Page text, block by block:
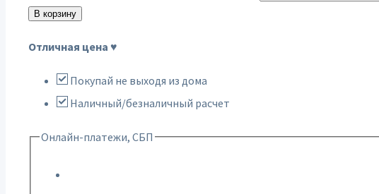
В корзину
Отличная цена ♥
Покупай не выходя из дома
Наличный/безналичный расчет
Онлайн-платежи, СБП